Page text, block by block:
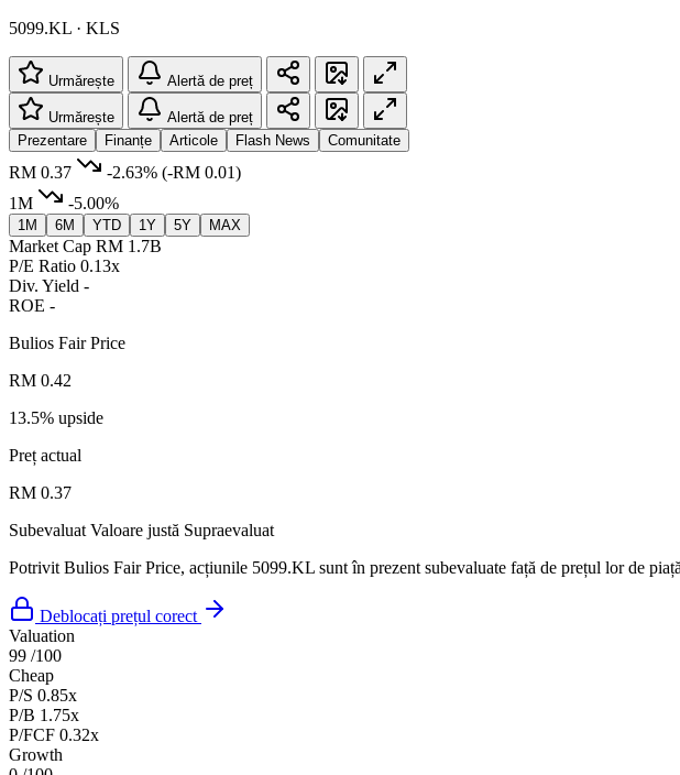
5099.KL · KLS
Urmărește Alertă de preț
Urmărește
Alertă de preț
Prezentare
Finanțe Articole Flash News Comunitate
RM 0.37 -2.63% (-RM 0.01)
1M
-5.00%
1M 6M YTD 1Y 5Y MAX
Market Cap RM 1.7B
P/E Ratio 0.13x
Div. Yield -
ROE -
Bulios Fair Price
RM 0.42
13.5% upside
Preț actual
RM 0.37
Subevaluat Valoare justă Supraevaluat
Potrivit Bulios Fair Price, acțiunile 5099.KL sunt în prezent subevaluate față de prețul lor de
Deblocați prețul corect
Valuation
99 /100
Cheap
P/S 0.85x
P/B 1.75x
P/FCF 0.32x
Growth